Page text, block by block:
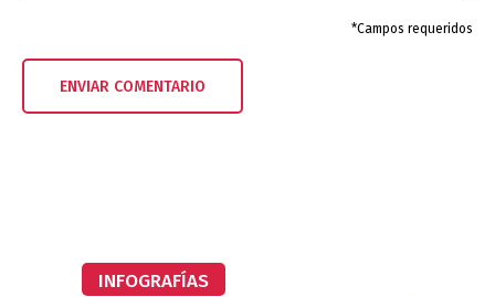
*Campos requeridos
INFOGRAFÍAS